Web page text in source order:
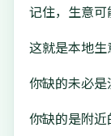
记住，生意可
这就是本地生
你缺的未必是
你缺的是附近